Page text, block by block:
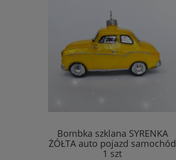
Bombka szklana SYRENKA
ŻÓŁTA auto pojazd samochód
1 szt